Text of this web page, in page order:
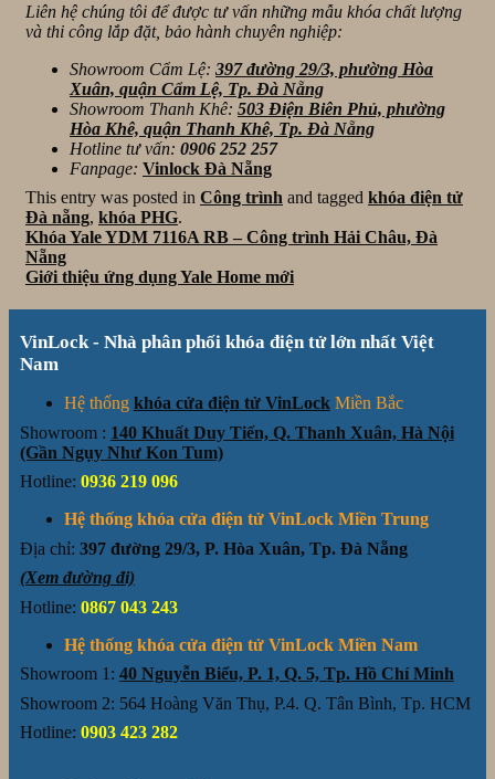
Liên hệ chúng tôi để được tư vấn những mẫu khóa chất lượng
và thi công lắp đặt, bảo hành chuyên nghiệp:
Showroom Cẩm Lệ: 397 đường 29/3, phường Hòa
Xuân, quận Cẩm Lệ, Tp. Đà Nẵng
Showroom Thanh Khê: 503 Điện Biên Phủ, phường
Hòa Khê, quận Thanh Khê, Tp. Đà Nẵng
Hotline tư vấn: 0906 252 257
Fanpage: Vinlock Đà Nẵng
This entry was posted in Công trình and tagged khóa điện tử
Đà nẵng, khóa PHG.
Khóa Yale YDM 7116A RB – Công trình Hải Châu, Đà
Nẵng
Giới thiệu ứng dụng Yale Home mới
VinLock - Nhà phân phối khóa điện tử lớn nhất Việt
Nam
Hệ thống khóa cửa điện tử VinLock Miền Bắc
Showroom : 140 Khuất Duy Tiến, Q. Thanh Xuân, Hà Nội
(Gần Ngụy Như Kon Tum)
Hotline: 0936 219 096
Hệ thống khóa cửa điện tử VinLock Miền Trung
Địa chỉ: 397 đường 29/3, P. Hòa Xuân, Tp. Đà Nẵng
(Xem đường đi)
Hotline: 0867 043 243
Hệ thống khóa cửa điện tử VinLock Miền Nam
Showroom 1: 40 Nguyễn Biểu, P. 1, Q. 5, Tp. Hồ Chí Minh
Showroom 2: 564 Hoàng Văn Thụ, P.4. Q. Tân Bình, Tp. HCM
Hotline: 0903 423 282